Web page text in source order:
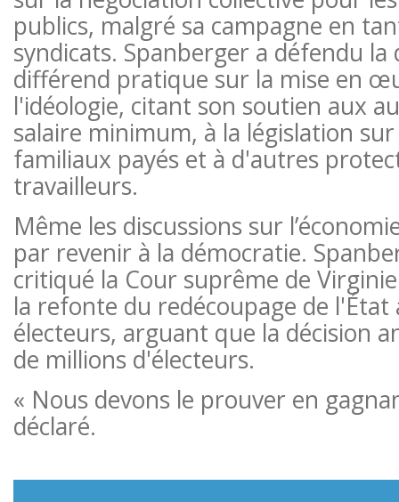
publics, malgré sa campagne en
syndicats. Spanberger a défendu la
différend pratique sur la mise en
l'idéologie, citant son soutien aux
salaire minimum, à la législation sur
familiaux payés et à d'autres
travailleurs.
Même les discussions sur
par revenir à la démocratie.
critiqué la Cour suprême de
la refonte du redécoupage de l'État
électeurs, arguant que la décision
de millions d'électeurs.
« Nous devons le prouver en
déclaré.